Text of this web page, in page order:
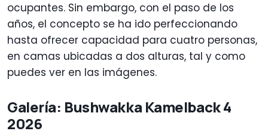
ocupantes. Sin embargo, con el paso de los
años, el concepto se ha ido perfeccionando
hasta ofrecer capacidad para cuatro personas,
en camas ubicadas a dos alturas, tal y como
puedes ver en las imágenes.
Galería: Bushwakka Kamelback 4
2026